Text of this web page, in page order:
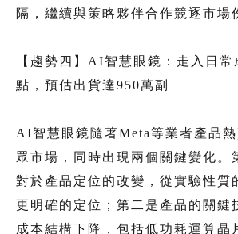
隔，繼續與策略夥伴合作競逐市場
【趨勢四】AI智慧眼鏡：走入日常
點，預估出貨達950萬副
AI智慧眼鏡隨著Meta等業者產品
眾市場，同時出現兩個關鍵變化。
對於產品定位的改變，從實驗性質
更明確的定位；第二是產品的關鍵
成本結構下降，包括低功耗運算晶